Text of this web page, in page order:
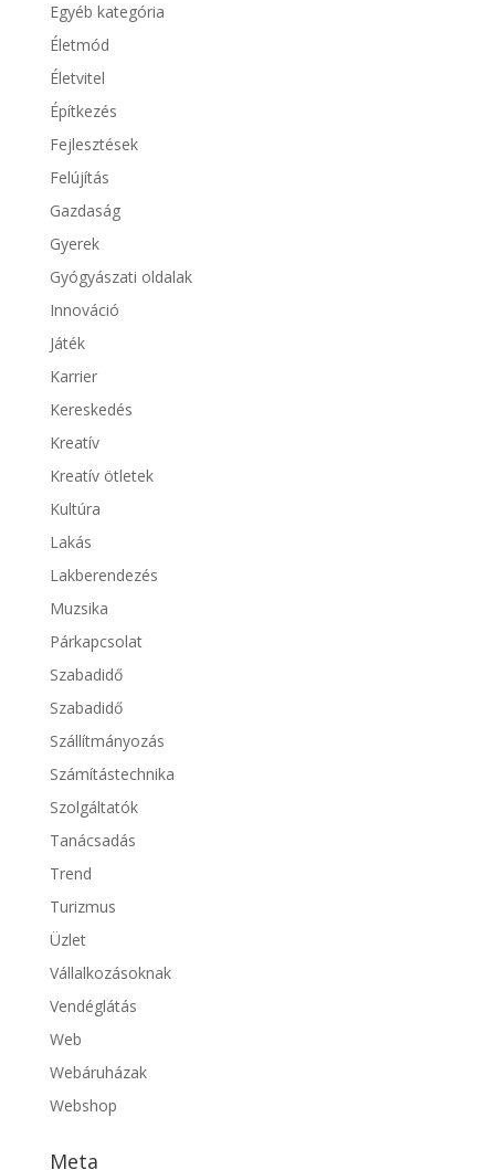
Egyéb kategória
Életmód
Életvitel
Építkezés
Fejlesztések
Felújítás
Gazdaság
Gyerek
Gyógyászati oldalak
Innováció
Játék
Karrier
Kereskedés
Kreatív
Kreatív ötletek
Kultúra
Lakás
Lakberendezés
Muzsika
Párkapcsolat
Szabadidő
Szabadidő
Szállítmányozás
Számítástechnika
Szolgáltatók
Tanácsadás
Trend
Turizmus
Üzlet
Vállalkozásoknak
Vendéglátás
Web
Webáruházak
Webshop
Meta